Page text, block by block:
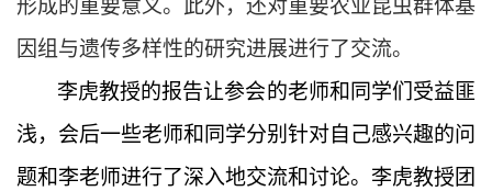
形成的重要意义。此外，还对重要农业昆虫群体基
因组与遗传多样性的研究进展进行了交流。
李虎教授的报告让参会的老师和同学们受益匪
浅，会后一些老师和同学分别针对自己感兴趣的问
题和李老师进行了深入地交流和讨论。李虎教授团